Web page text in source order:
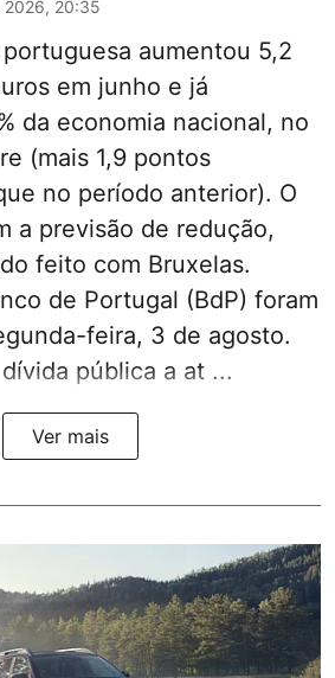
2026, 20:35
aumentou 5,2
em junho e já
da economia nacional, no
(mais 1,9 pontos
no período anterior). O
a previsão de redução,
feito com Bruxelas.
de Portugal (BdP) foram
feira, 3 de agosto.
pública a at ...
Ver mais